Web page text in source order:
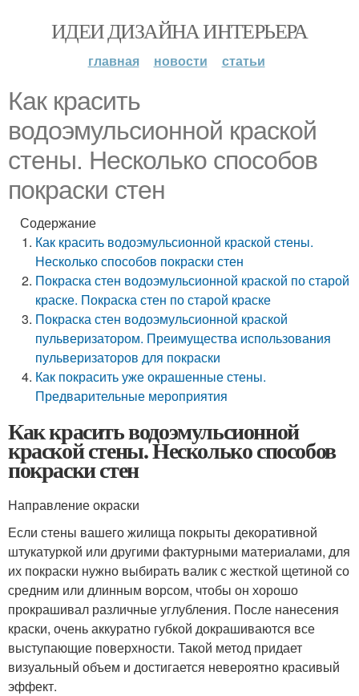
ИДЕИ ДИЗАЙНА ИНТЕРЬЕРА
главная новости статьи
Как красить
водоэмульсионной краской
стены. Несколько способов
покраски стен
Содержание
Как красить водоэмульсионной краской стены.
Несколько способов покраски стен
Покраска стен водоэмульсионной краской по старой
краске. Покраска стен по старой краске
Покраска стен водоэмульсионной краской
пульверизатором. Преимущества использования
пульверизаторов для покраски
Как покрасить уже окрашенные стены.
Предварительные мероприятия
Как красить водоэмульсионной
краской стены. Несколько способов
покраски стен
Направление окраски
Если стены вашего жилища покрыты декоративной
штукатуркой или другими фактурными материалами, для
их покраски нужно выбирать валик с жесткой щетиной со
средним или длинным ворсом, чтобы он хорошо
прокрашивал различные углубления. После нанесения
краски, очень аккуратно губкой докрашиваются все
выступающие поверхности. Такой метод придает
визуальный объем и достигается невероятно красивый
эффект.